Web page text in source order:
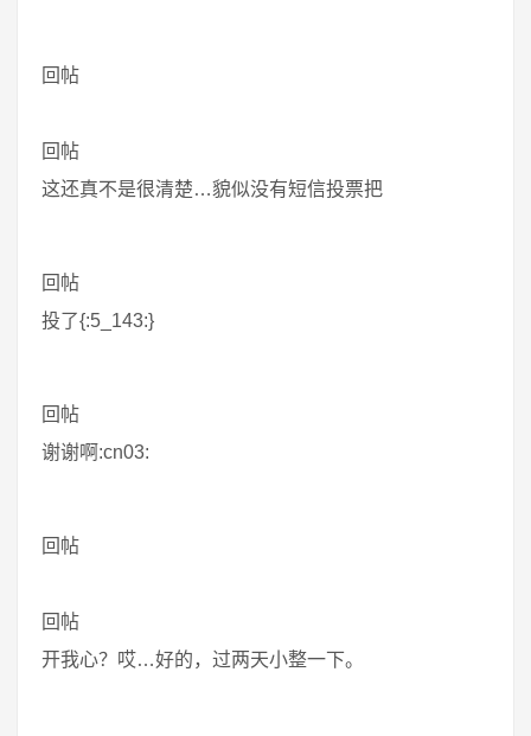
回帖
回帖
这还真不是很清楚…貌似没有短信投票把
回帖
投了{:5_143:}
回帖
谢谢啊:cn03:
回帖
回帖
开我心？哎…好的，过两天小整一下。